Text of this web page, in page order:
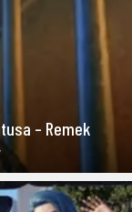
– Remek